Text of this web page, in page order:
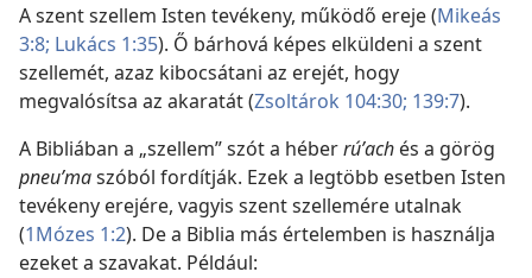
A szent szellem Isten tevékeny, működő ereje (Mikeás
3:8; Lukács 1:35). Ő bárhová képes elküldeni a szent
szellemét, azaz kibocsátani az erejét, hogy
megvalósítsa az akaratát (Zsoltárok 104:30; 139:7).
A Bibliában a „szellem” szót a héberrúʹach és a görög
pneuʹmaszóból fordítják. Ezek a legtöbb esetben Isten
tevékeny erejére, vagyis szent szellemére utalnak
(1Mózes 1:2). De a Biblia más értelemben is használja
ezeket a szavakat. Például: